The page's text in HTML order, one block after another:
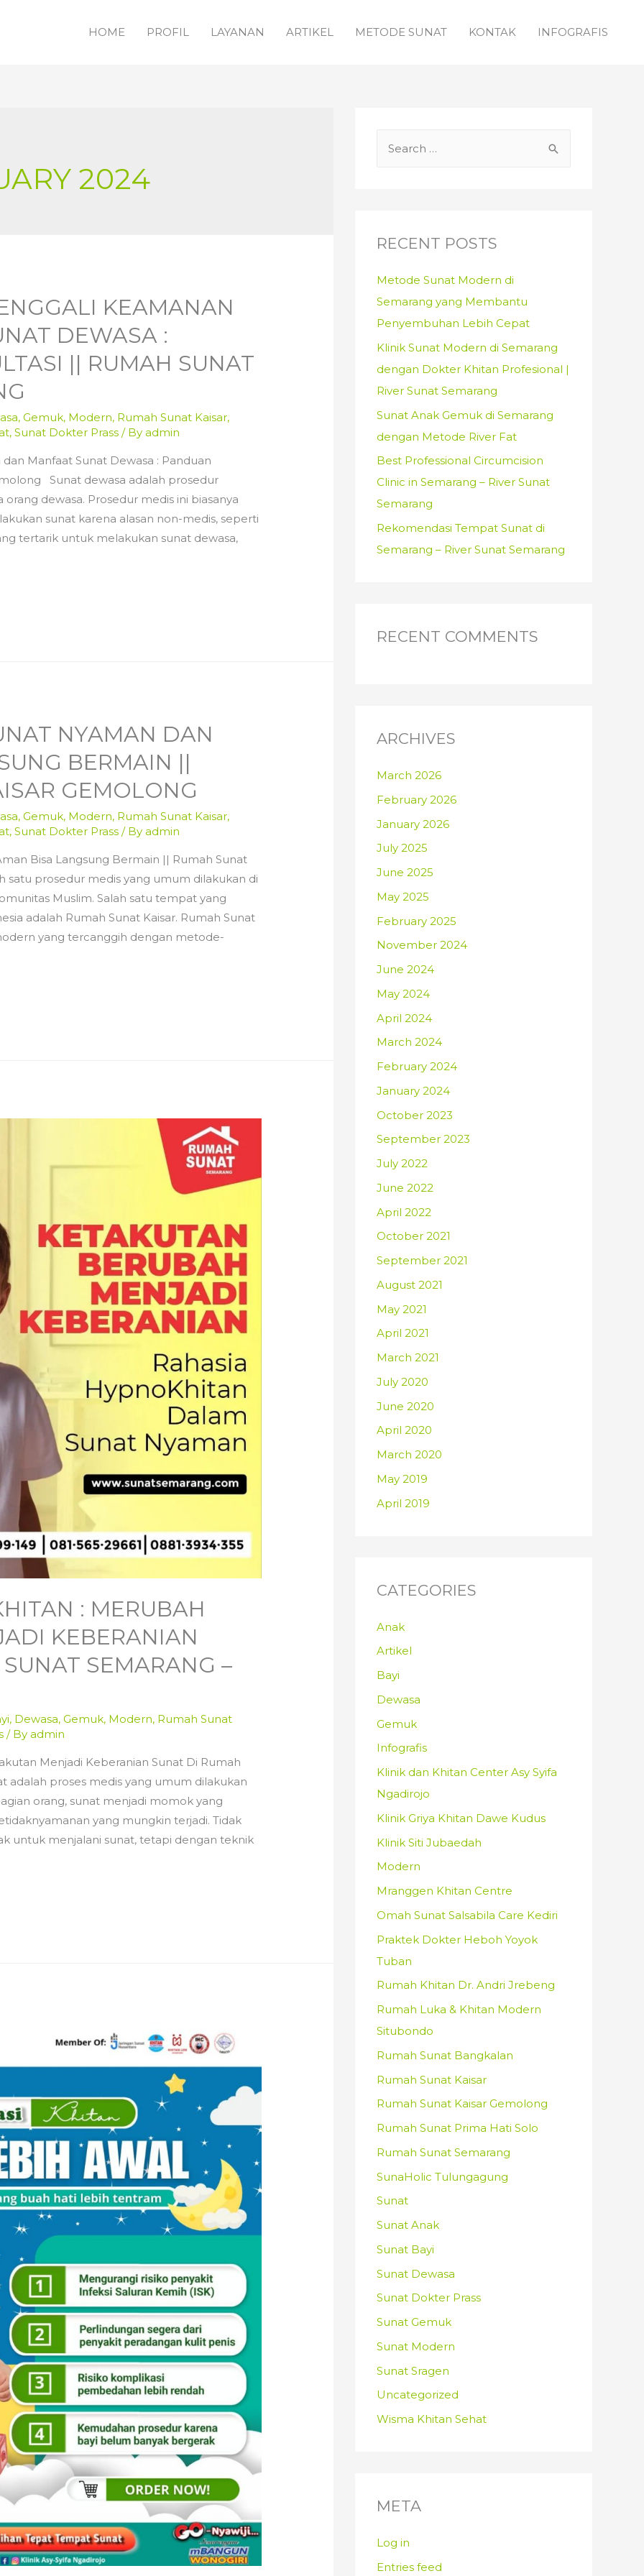
HOME PROFIL LAYANAN ARTIKEL METODE SUNAT KONTAK INFOGRAFIS
2024
KEAMANAN
DEWASA :
|| RUMAH SUNAT
,Gemuk, Modern, Rumah Sunat Kaisar,
,Sunat Dokter Prass / Byadmin
Manfaat Sunat Dewasa : Panduan
Sunat dewasa adalah prosedur
dewasa. Prosedur medis ini biasanya
sunat karena alasan non-medis, seperti
tertarik untuk melakukan sunat dewasa,
NYAMAN DAN
BERMAIN ||
GEMOLONG
,Gemuk, Modern, Rumah Sunat Kaisar,
,Sunat Dokter Prass / Byadmin
Bisa Langsung Bermain || Rumah Sunat
satu prosedur medis yang umum dilakukan di
Muslim. Salah satu tempat yang
adalah Rumah Sunat Kaisar. Rumah Sunat
yang tercanggih dengan metode-
: MERUBAH
KEBERANIAN
SEMARANG –
, Dewasa,Gemuk, Modern, Rumah Sunat
/ Byadmin
Menjadi Keberanian Sunat Di Rumah
adalah proses medis yang umum dilakukan
orang, sunat menjadi momok yang
yang mungkin terjadi. Tidak
untuk menjalani sunat, tetapi dengan teknik
h
RECENT POSTS
Metode Sunat Modern di
Semarang yang Membantu
Penyembuhan Lebih Cepat
Klinik Sunat Modern di Semarang
dengan Dokter Khitan Profesional |
River Sunat Semarang
Sunat Anak Gemuk di Semarang
dengan Metode River Fat
Best Professional Circumcision
Clinic in Semarang – River Sunat
Semarang
Rekomendasi Tempat Sunat di
Semarang – River Sunat Semarang
RECENT COMMENTS
ARCHIVES
March 2026
February 2026
January 2026
July 2025
June 2025
May 2025
February 2025
November 2024
June 2024
May 2024
April 2024
March 2024
February 2024
January 2024
October 2023
September 2023
July 2022
June 2022
April 2022
October 2021
September 2021
August 2021
May 2021
April 2021
March 2021
July 2020
June 2020
April 2020
March 2020
May 2019
April 2019
CATEGORIES
Anak
Artikel
Bayi
Dewasa
Gemuk
Infografis
Klinik dan Khitan Center Asy Syifa
Ngadirojo
Klinik Griya Khitan Dawe Kudus
Klinik Siti Jubaedah
Modern
Mranggen Khitan Centre
Omah Sunat Salsabila Care Kediri
Praktek Dokter Heboh Yoyok
Tuban
Rumah Khitan Dr. Andri Jrebeng
Rumah Luka & Khitan Modern
Situbondo
Rumah Sunat Bangkalan
Rumah Sunat Kaisar
Rumah Sunat Kaisar Gemolong
Rumah Sunat Prima Hati Solo
Rumah Sunat Semarang
SunaHolic Tulungagung
Sunat
Sunat Anak
Sunat Bayi
Sunat Dewasa
Sunat Dokter Prass
Sunat Gemuk
Sunat Modern
Sunat Sragen
Uncategorized
Wisma Khitan Sehat
META
Log in
Entries feed